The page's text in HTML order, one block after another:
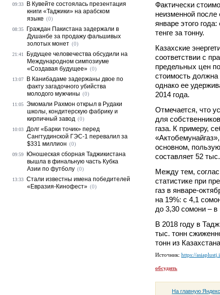
Фактически
неизменной
январе этого
тенге за тонну.
Казахские
соответствии с
предельных цен
стоимость
однако ее
2014 года.
Отмечается, что
для
газа. К примеру,
основном,
составляет 52
Между тем,
статистике при
газ в январе-
на 19%: с 4,1
до 3,30 сомони – в
В 2018 году в
тыс. тонн
тонн из
Источник: https://
обсудить
На главную
09:33
В Кувейте состоялась презентация
книги «Таджики» на арабском
языке (0)
08:35
Граждан Пакистана задержали в
Душанбе за продажу фальшивых
золотых монет (0)
21:41
Будущее человечества обсудили на
Международном симпозиуме
«Создавая будущее» (0)
13:07
В Канибадаме задержаны двое по
факту загадочного убийства
молодого мужчины (0)
11:05 Эмомали Рахмон открыл в Рудаки
школы, кондитерскую фабрику и
кирпичный завод (0)
10:03 Долг «Барки точик» перед
Сангтудинской ГЭС-1 перевалил за
$331 миллион (0)
09:59
Юношеская сборная Таджикистана
вышла в финальную часть Кубка
Азии по футболу (0)
13:33 Стали известны имена победителей
«Евразия-Кинофест» (0)